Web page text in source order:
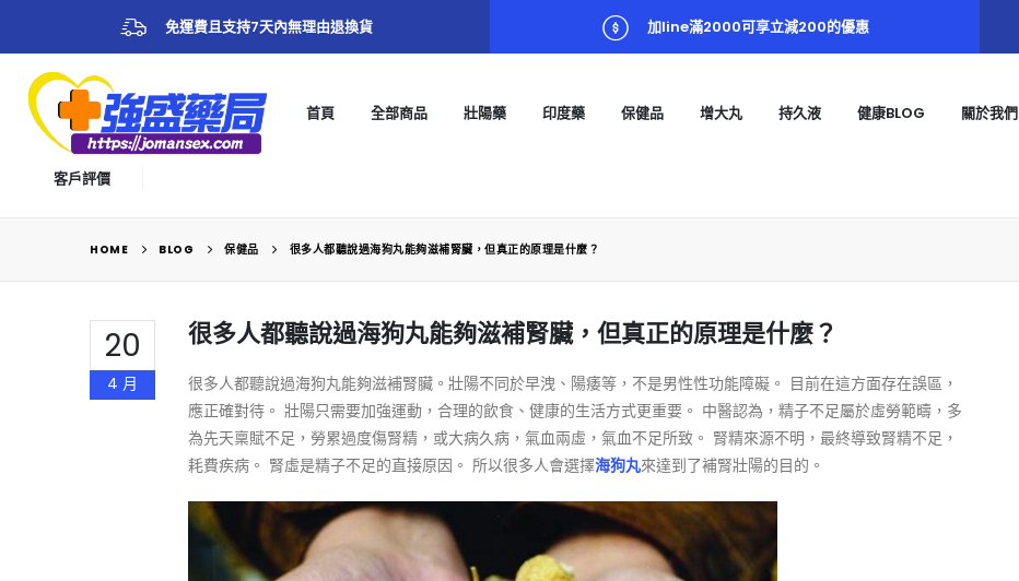
免運費且支持7天內無理由退換貨 加line滿2000可享立減200的優惠
首頁 全部商品 壯陽藥 印度藥 保健品 增大丸 持久液 健康BLOG 關於我們
客戶評價
HOME BLOG 保健品 很多人都聽說過海狗丸能夠滋補腎臟，但真正的原理是什麼？
20
4 月
很多人都聽說過海狗丸能夠滋補腎臟，但真正的原理是什麼？
很多人都聽說過海狗丸能夠滋補腎臟。壯陽不同於早洩、陽痿等，不是男性性功能障礙。 目前在這方面存在誤區，
應正確對待。 壯陽只需要加強運動，合理的飲食、健康的生活方式更重要。 中醫認為，精子不足屬於虛勞範疇，多
為先天稟賦不足，勞累過度傷腎精，或大病久病，氣血兩虛，氣血不足所致。 腎精來源不明，最終導致腎精不足，
耗費疾病。 腎虛是精子不足的直接原因。 所以很多人會選擇海狗丸來達到了補腎壯陽的目的。